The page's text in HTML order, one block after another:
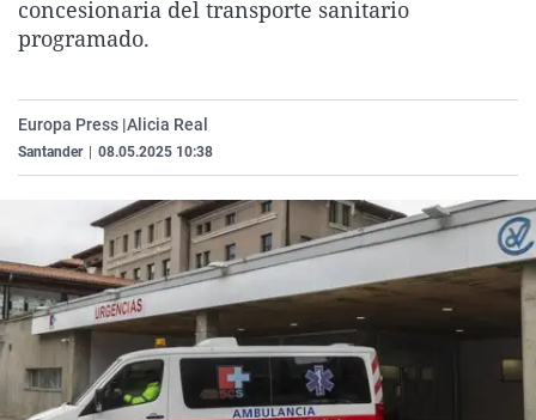
La rosa de los vientos
Como el perro y el
Caso
Equipo de
Extremadura
La Rioja
Virales
Elecciones
concesionaria del transporte sanitario
programado.
Europa Press |Alicia Real
Santander 08.05.2025 10:38